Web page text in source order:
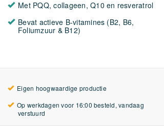
Met PQQ, collageen, Q10 en resveratrol
Bevat actieve B-vitamines (B2, B6,
Foliumzuur & B12)
Eigen hoogwaardige productie
Op werkdagen voor 16:00 besteld, vandaag
verstuurd